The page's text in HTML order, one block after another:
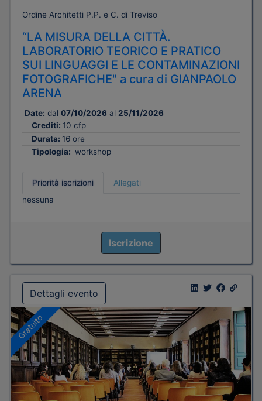
Ordine Architetti P.P. e C. di Treviso
“LA MISURA DELLA CITTÀ.
LABORATORIO TEORICO E PRATICO
SUI LINGUAGGI E LE CONTAMINAZIONI
FOTOGRAFICHE" a cura di GIANPAOLO
ARENA
Date: dal 07/10/2026 al 25/11/2026
Crediti: 10 cfp
Durata: 16 ore
Tipologia: workshop
Priorità iscrizioni
Allegati
nessuna
Iscrizione
Dettagli evento
Gratuito